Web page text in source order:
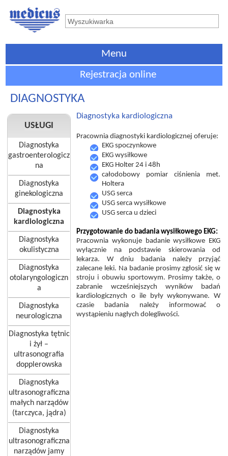
Menu
Rejestracja online
DIAGNOSTYKA
USŁUGI
Diagnostyka
gastroenterologicz
na
Diagnostyka
ginekologiczna
Diagnostyka
kardiologiczna
Diagnostyka
okulistyczna
Diagnostyka
otolaryngologiczn
a
Diagnostyka
neurologiczna
Diagnostyka tętnic
i żył –
ultrasonografia
dopplerowska
Diagnostyka
ultrasonograficzna
małych narządów
(tarczyca, jądra)
Diagnostyka
ultrasonograficzna
narządów jamy
Diagnostyka kardiologiczna
Pracownia diagnostyki kardiologicznej oferuje:
EKG spoczynkowe
EKG wysiłkowe
EKG Holter 24 i 48h
całodobowy pomiar ciśnienia met.
Holtera
USG serca
USG serca wysiłkowe
USG serca u dzieci
Przygotowanie do badania wysiłkowego EKG:
Pracownia wykonuje badanie wysiłkowe EKG
wyłącznie na podstawie skierowania od
lekarza. W dniu badania należy przyjąć
zalecane leki. Na badanie prosimy zgłosić się w
stroju i obuwiu sportowym. Prosimy także, o
zabranie wcześniejszych wyników badań
kardiologicznych o ile były wykonywane. W
czasie badania należy informować o
wystąpieniu nagłych dolegliwości.